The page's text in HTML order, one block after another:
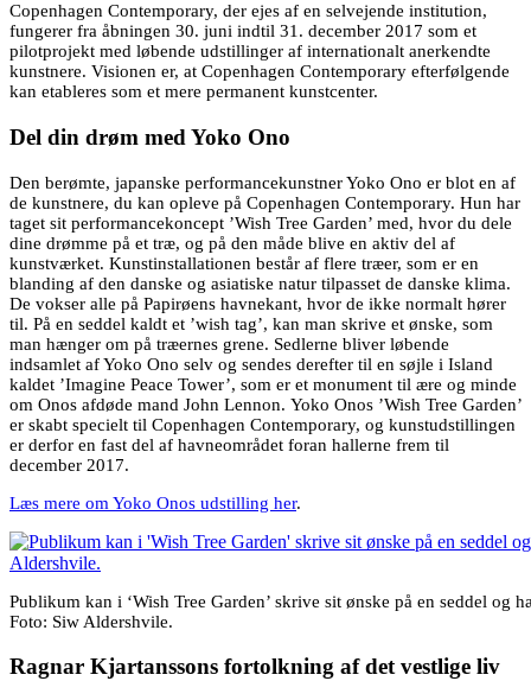
Copenhagen Contemporary, der ejes af en selvejende institution,
fungerer fra åbningen 30. juni indtil 31. december 2017 som et
pilotprojekt med løbende udstillinger af internationalt anerkendte
kunstnere. Visionen er, at Copenhagen Contemporary efterfølgende
kan etableres som et mere permanent kunstcenter.
Del din drøm med Yoko Ono
Den berømte, japanske performancekunstner Yoko Ono er blot en af
de kunstnere, du kan opleve på Copenhagen Contemporary. Hun har
taget sit performancekoncept ’Wish Tree Garden’ med, hvor du dele
dine drømme på et træ, og på den måde blive en aktiv del af
kunstværket. Kunstinstallationen består af flere træer, som er en
blanding af den danske og asiatiske natur tilpasset de danske klima.
De vokser alle på Papirøens havnekant, hvor de ikke normalt hører
til. På en seddel kaldt et ’wish tag’, kan man skrive et ønske, som
man hænger om på træernes grene. Sedlerne bliver løbende
indsamlet af Yoko Ono selv og sendes derefter til en søjle i Island
kaldet ’Imagine Peace Tower’, som er et monument til ære og minde
om Onos afdøde mand John Lennon. Yoko Onos ’Wish Tree Garden’
er skabt specielt til Copenhagen Contemporary, og kunstudstillingen
er derfor en fast del af havneområdet foran hallerne frem til
december 2017.
Læs mere om Yoko Onos udstilling her.
Publikum kan i ‘Wish Tree Garden’ skrive sit ønske på en seddel og
Foto: Siw Aldershvile.
Ragnar Kjartanssons fortolkning af det vestlige liv